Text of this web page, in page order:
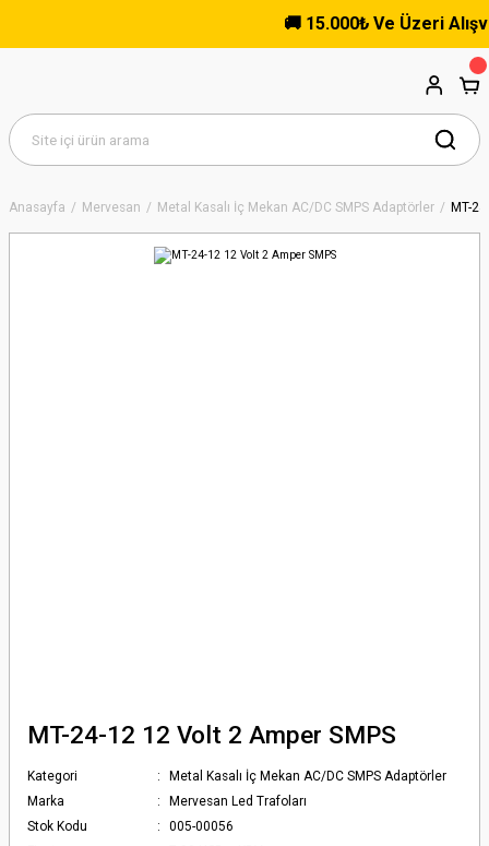
🚚 15.000₺ Ve Üzeri
Anasayfa Mervesan Metal Kasalı İç Mekan AC/DC SMPS Adaptörler MT-
MT-24-12 12 Volt 2 Amper SMPS
Kategori
Metal Kasalı İç Mekan AC/DC SMPS Adaptörler
Marka
Mervesan Led Trafoları
Stok Kodu
005-00056